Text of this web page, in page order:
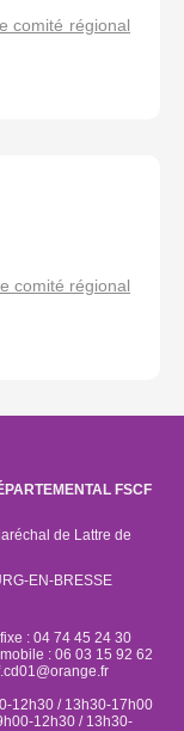
comité régional
comité régional
FSCF
de Lattre de
EN-BRESSE
: 04 74 45 24 30
: 06 03 15 92 62
12h30 / 13h30-17h00
12h30 / 13h30-